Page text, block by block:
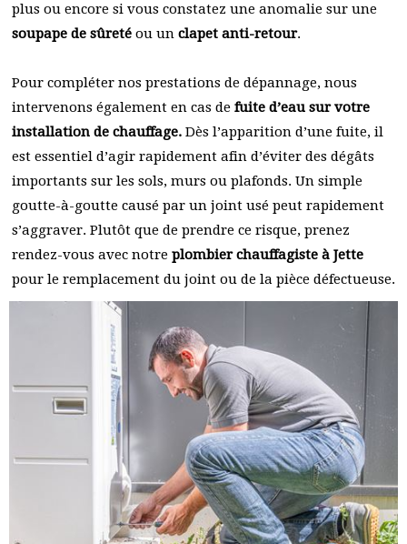
plus ou encore si vous constatez une anomalie sur une
soupape de sûreté ou un clapet anti-retour.
Pour compléter nos prestations de dépannage, nous
intervenons également en cas de fuite d’eau sur votre
installation de chauffage. Dès l’apparition d’une fuite, il
est essentiel d’agir rapidement afin d’éviter des dégâts
importants sur les sols, murs ou plafonds. Un simple
goutte-à-goutte causé par un joint usé peut rapidement
s’aggraver. Plutôt que de prendre ce risque, prenez
rendez-vous avec notre plombier chauffagiste à Jette
pour le remplacement du joint ou de la pièce défectueuse.